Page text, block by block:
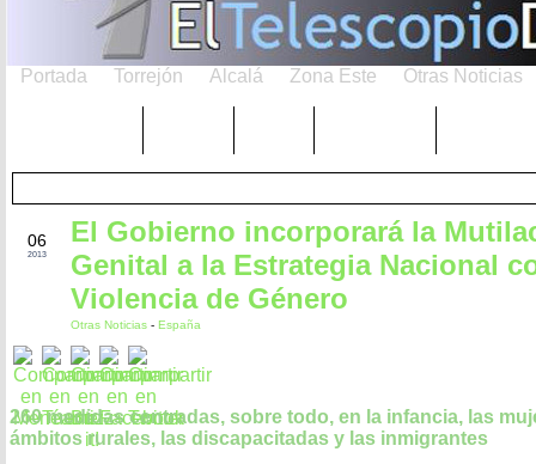
Portada Torrejón Alcalá Zona Este Otras Noticias
06
2013
El Gobierno incorporará la
Genital a la Estrategia Nacional
Violencia de Género
Otras Noticias - España
260 medidas centradas, sobre todo, en la infancia, las
ámbitos rurales, las discapacitadas y las inmigrantes